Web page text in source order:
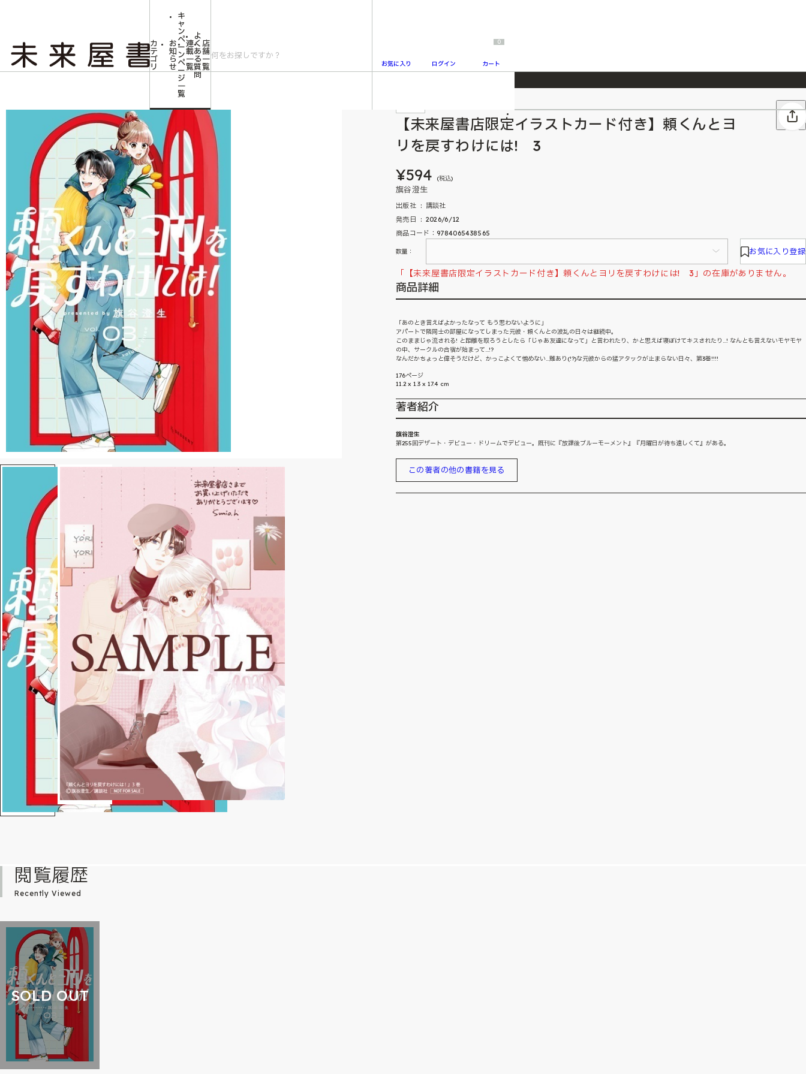
2026/7/23 『ONE PIECE magazine 021 ONE PIECEカード付き同梱版』発売延期のご案内
カ
テ
ゴ
リ
お
知
ら
せ
キ
ャ
ン
ペ
ー
ン
ペ
ー
ジ
一
覧
連
載
一
覧
よ
く
あ
る
質
問
店
舗
一
覧
お気に入り ログイン
0
カート
【未来屋書店限定イラストカード付き】頼くんとヨリを戻すわけには! 3
【未来屋書店限定イラストカード付き】頼くんとヨ
リを戻すわけには! 3
¥594 (税込)
旗谷澄生
出版社 ‏ : ‎ 講談社
発売日 ‏ : ‎ 2026/6/12
商品コード：9784065438565
数量： お気に入り登録
「【未来屋書店限定イラストカード付き】頼くんとヨリを戻すわけには! 3」の在庫がありません。
商品詳細
「あのとき言えばよかったなって もう思わないように」
アパートで隣同士の部屋になってしまった元彼・頼くんとの波乱の日々は継続中。
このままじゃ流される! と距離を取ろうとしたら「じゃあ友達になって」と言われたり、かと思えば寝ぼけてキスされたり...! なんとも言えないモヤモヤ
の中、サークルの合宿が始まって...!?
なんだかちょっと偉そうだけど、かっこよくて憎めない...難あり(!?)な元彼からの猛アタックが止まらない日々、第3巻!!!!
176ページ
11.2 x 1.3 x 17.4 cm
著者紹介
旗谷澄生
第255回デザート・デビュー・ドリームでデビュー。既刊に『放課後ブルーモーメント』『月曜日が待ち遠しくて』がある。
この著者の他の書籍を見る
閲覧履歴
Recently Viewed
SOLD OUT